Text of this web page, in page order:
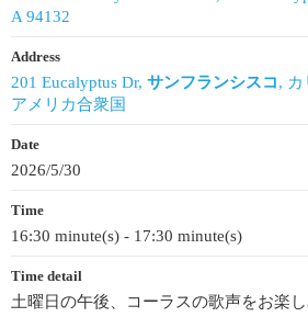
A 94132
Address
201 Eucalyptus Dr, サンフランシスコ, カ
アメリカ合衆国
Date
2026/5/30
Time
16:30 minute(s) - 17:30 minute(s)
Time detail
土曜日の午後、コーラスの歌声をお楽し